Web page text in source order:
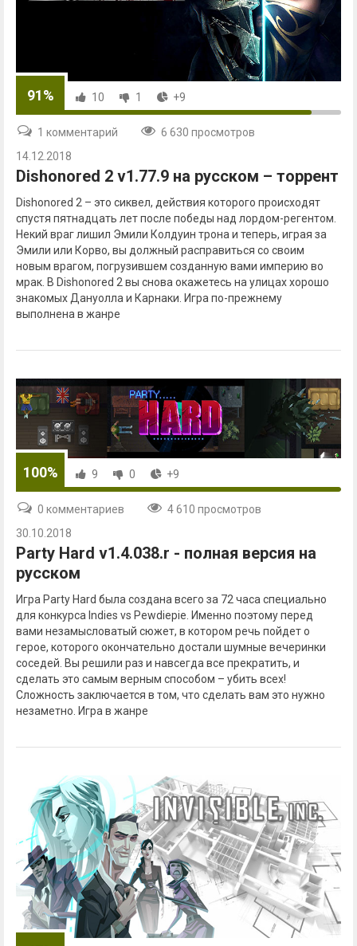
91% 10 1 +9
1 комментарий
6 630 просмотров
14.12.2018
Dishonored 2 v1.77.9 на русском – торрент
Dishonored 2 – это сиквел, действия которого происходят
спустя пятнадцать лет после победы над лордом-регентом.
Некий враг лишил Эмили Колдуин трона и теперь, играя за
Эмили или Корво, вы должный расправиться со своим
новым врагом, погрузившем созданную вами империю во
мрак. В Dishonored 2 вы снова окажетесь на улицах хорошо
знакомых Дануолла и Карнаки. Игра по-прежнему
выполнена в жанре
100% 9 0 +9
0 комментариев
4 610 просмотров
30.10.2018
Party Hard v1.4.038.r - полная версия на
русском
Игра Party Hard была создана всего за 72 часа специально
для конкурса Indies vs Pewdiepie. Именно поэтому перед
вами незамысловатый сюжет, в котором речь пойдет о
герое, которого окончательно достали шумные вечеринки
соседей. Вы решили раз и навсегда все прекратить, и
сделать это самым верным способом – убить всех!
Сложность заключается в том, что сделать вам это нужно
незаметно. Игра в жанре